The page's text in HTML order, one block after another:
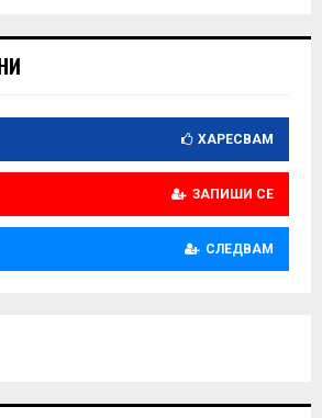
ХАРЕСВАМ
ЗАПИШИ СЕ
СЛЕДВАМ